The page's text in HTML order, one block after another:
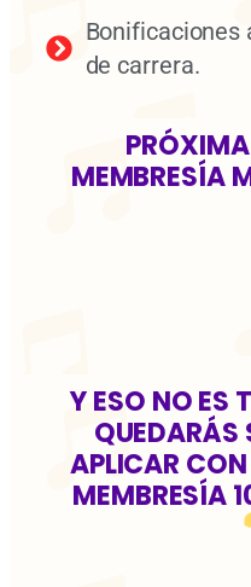
Bonificaciones
de carrera.
MEMBRESÍA
Y ESO NO ES
QUEDARÁS
APLICAR
MEMBRESÍA